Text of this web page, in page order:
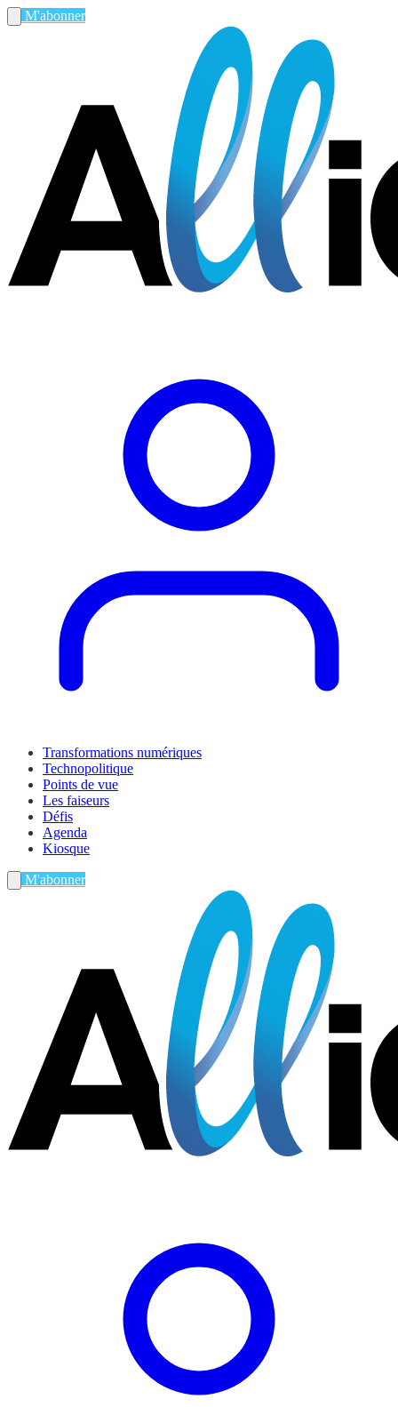
M'abonner
Transformations numériques
Technopolitique
Points de vue
Les faiseurs
Défis
Agenda
Kiosque
M'abonner